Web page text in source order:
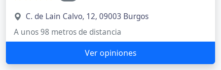
C. de Lain Calvo, 12, 09003 Burgos
A unos 98 metros de distancia
Ver opiniones